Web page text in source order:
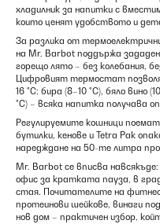
хладилник за напитки с
които ценят удобството и
За разлика от
на Mr. Barbot поддържа
горещо лято – без колебания,
Цифровият термостат
16 °C: бира (8–10 °C), бяло вино
°C) – всяка напитка получава
Регулируемите кошници
бутилки, кенове и Tetra Pak
наредждане на 50-те литра
Mr. Barbot се вписва
офис за кратката пауза, в
стая. Почитателите на
протеинови шейкове, винаги
нов дом – практичен избор,